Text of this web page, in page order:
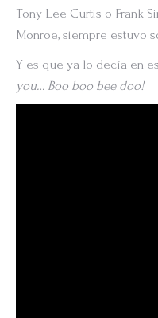
Tony Lee Curtis o Frank
Monroe, siempre estuvo
Y es que ya lo decía en
you… Boo boo bee doo!